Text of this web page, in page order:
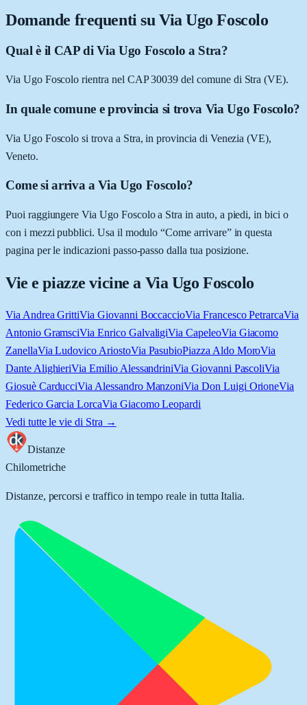
Domande frequenti su Via Ugo Foscolo
Qual è il CAP di Via Ugo Foscolo a Stra?
Via Ugo Foscolo rientra nel CAP 30039 del comune di Stra (VE).
In quale comune e provincia si trova Via Ugo Foscolo?
Via Ugo Foscolo si trova a Stra, in provincia di Venezia (VE),
Veneto.
Come si arriva a Via Ugo Foscolo?
Puoi raggiungere Via Ugo Foscolo a Stra in auto, a piedi, in bici o
con i mezzi pubblici. Usa il modulo “Come arrivare” in questa
pagina per le indicazioni passo-passo dalla tua posizione.
Vie e piazze vicine a Via Ugo Foscolo
Via Andrea GrittiVia Giovanni BoccaccioVia Francesco PetrarcaVia
Antonio GramsciVia Enrico GalvaligiVia CapeleoVia Giacomo
ZanellaVia Ludovico AriostoVia PasubioPiazza Aldo MoroVia
Dante AlighieriVia Emilio AlessandriniVia Giovanni PascoliVia
Giosuè CarducciVia Alessandro ManzoniVia Don Luigi OrioneVia
Federico Garcia LorcaVia Giacomo Leopardi
Vedi tutte le vie di Stra →
Distanze
Chilometriche
Distanze, percorsi e traffico in tempo reale in tutta Italia.